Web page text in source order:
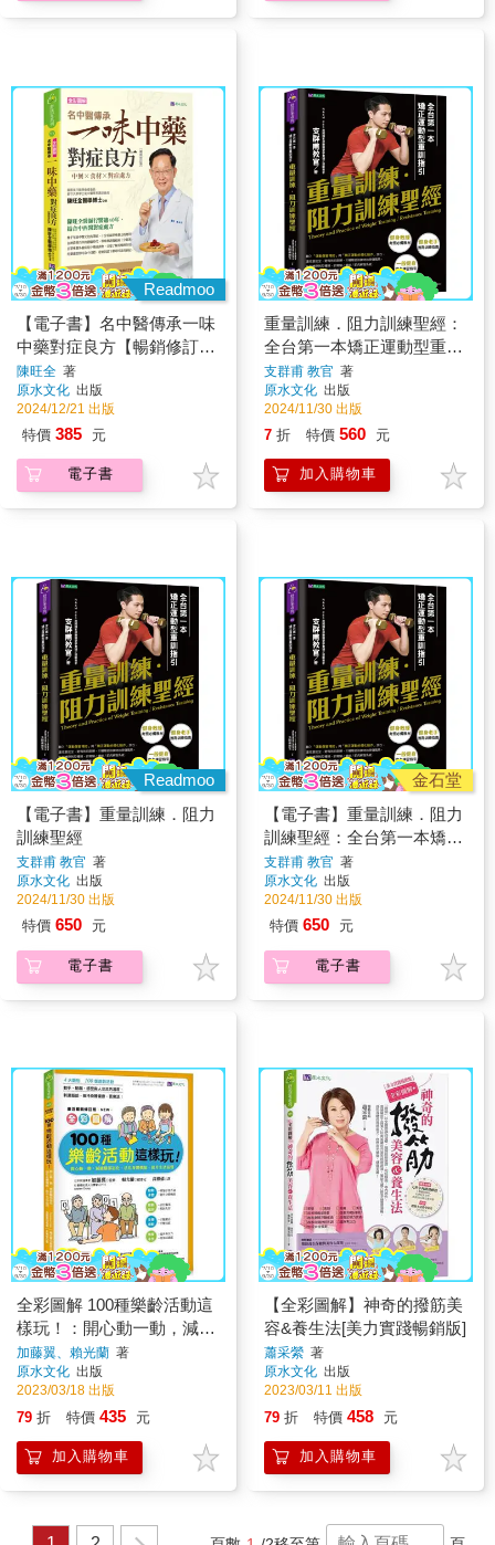
Readmoo
【電子書】名中醫傳承一味
中藥對症良方【暢銷修訂
版】
陳旺全 著
原水文化 出版
2024/12/21 出版
特價 385 元
電子書
重量訓練．阻力訓練聖經：
全台第一本矯正運動型重訓
指引
支群甫 教官 著
原水文化 出版
2024/11/30 出版
7 折 特價 560 元
加入購物車
Readmoo
【電子書】重量訓練．阻力
訓練聖經
支群甫 教官 著
原水文化 出版
2024/11/30 出版
特價 650 元
電子書
金石堂
【電子書】重量訓練．阻力
訓練聖經：全台第一本矯正
運動型重訓指引
支群甫 教官 著
原水文化 出版
2024/11/30 出版
特價 650 元
電子書
全彩圖解 100種樂齡活動這
樣玩！：開心動一動，減緩
腦部退化、活化身體機能、
提升生活品質樂活暢銷修
訂版
加藤翼、賴光蘭 著
原水文化 出版
2023/03/18 出版
79 折 特價 435 元
加入購物車
【全彩圖解】神奇的撥筋美
容&養生法[美力實踐暢銷版]
蕭采縈 著
原水文化 出版
2023/03/11 出版
79 折 特價 458 元
加入購物車